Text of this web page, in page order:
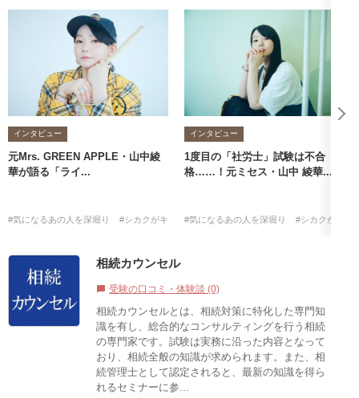
インタビュー
元Mrs. GREEN APPLE・山中綾
華が語る「ライ...
#気になるあの人を深堀り #シカクがキッカケ #山中綾華 #社労士
インタビュー
1度目の「社労士」試験は不合
格……！元ミセス・山中 綾華...
#気になるあの人を深堀り #シカクがキッ
相続カウンセル
chat_bubble 受験の口コミ・体験談 (0)
相続カウンセルとは、相続対策に特化した専門知
識を有し、総合的なコンサルティングを行う相続
の専門家です。試験は実務に沿った内容となって
おり、相続全般の知識が求められます。また、相
続管理士として認定されると、最新の知識を得ら
れるセミナーに参...